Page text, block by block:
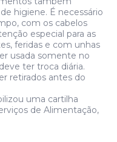
higiene. É necessário
com os cabelos
especial para as
feridas e com unhas
usada somente no
ter troca diária.
retirados antes do
uma cartilha
de Alimentação,